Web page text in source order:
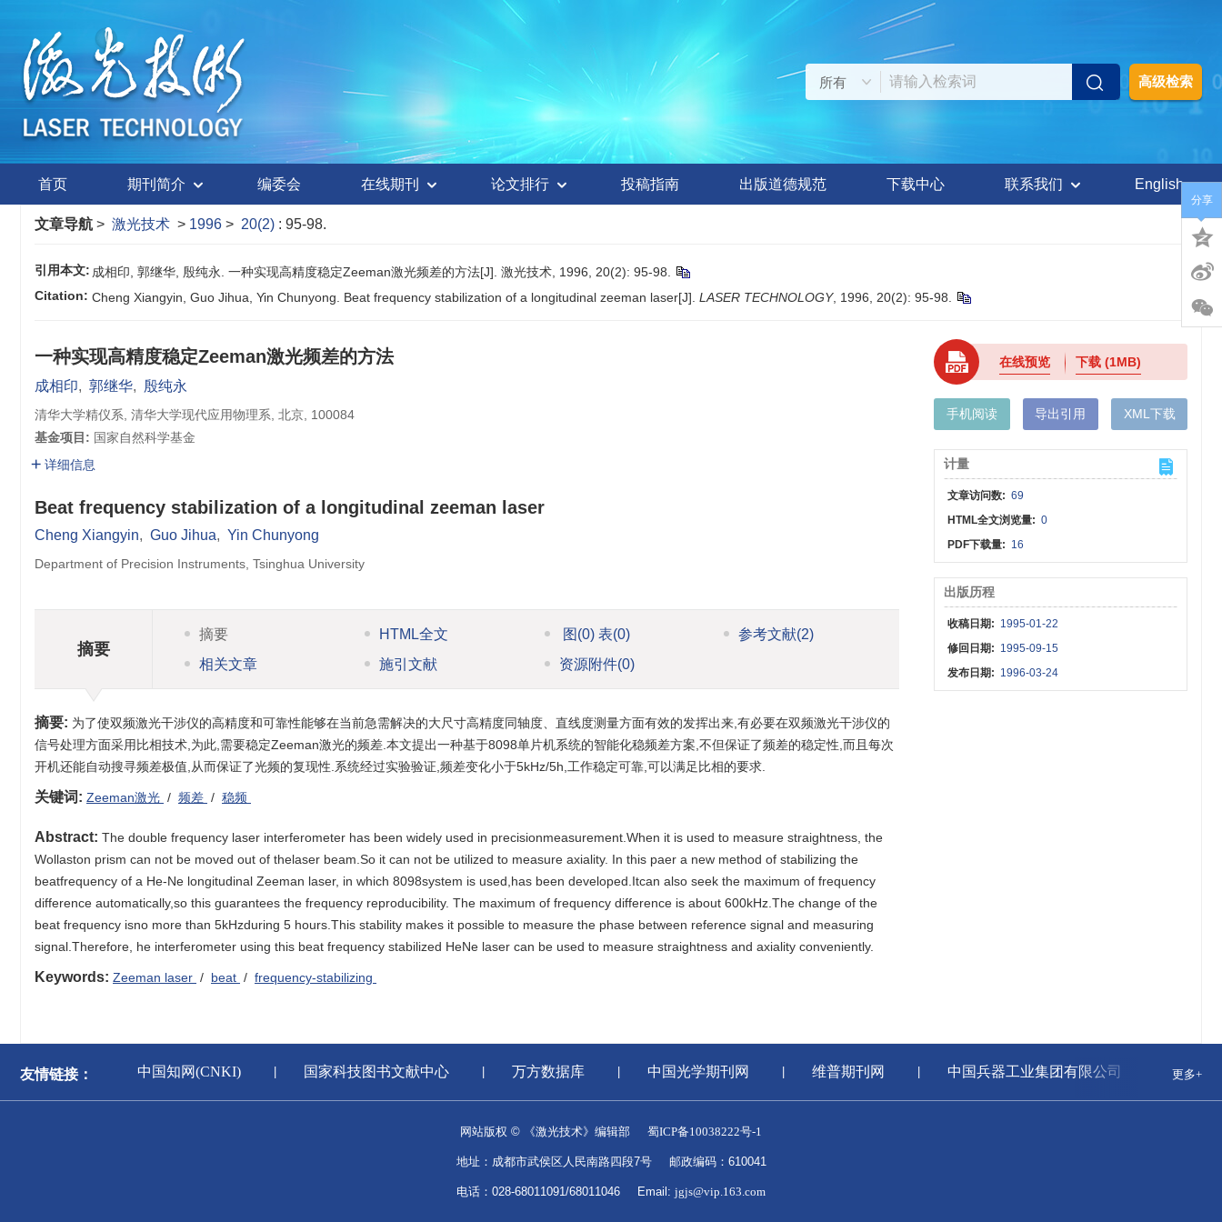
高级检索
首页 期刊简介 编委会 在线期刊 论文排行 投稿指南 出版道德规范 下载中心 联系我们 English
文章导航 > 激光技术 > 1996 > 20(2) : 95-98.
引用本文: 成相印, 郭继华, 殷纯永. 一种实现高精度稳定Zeeman激光频差的方法[J]. 激光技术, 1996, 20(2): 95-98.
Citation: Cheng Xiangyin, Guo Jihua, Yin Chunyong. Beat frequency stabilization of a longitudinal zeeman laser[J]. LASER TECHNOLOGY, 1996, 20(2): 95-98.
一种实现高精度稳定Zeeman激光频差的方法
成相印, 郭继华, 殷纯永
清华大学精仪系, 清华大学现代应用物理系, 北京, 100084
基金项目: 国家自然科学基金
详细信息
Beat frequency stabilization of a longitudinal zeeman laser
Cheng Xiangyin, Guo Jihua, Yin Chunyong
Department of Precision Instruments, Tsinghua University
摘要
摘要 HTML全文 图 (0)表(0) 参考文献(2)
相关文章
施引文献 资源附件(0)
摘要: 为了使双频激光干涉仪的高精度和可靠性能够在当前急需解决的大尺寸高精度同轴度、直线度测量方面有效的发挥出来,有必要在双频激光干涉仪的
信号处理方面采用比相技术,为此,需要稳定Zeeman激光的频差.本文提出一种基于8098单片机系统的智能化稳频差方案,不但保证了频差的稳定性,而且每次
开机还能自动搜寻频差极值,从而保证了光频的复现性.系统经过实验验证,频差变化小于5kHz/5h,工作稳定可靠,可以满足比相的要求.
关键词: Zeeman激光 / 频差 / 稳频
Abstract: The double frequency laser interferometer has been widely used in precisionmeasurement.When it is used to measure straightness, the
Wollaston prism can not be moved out of thelaser beam.So it can not be utilized to measure axiality. In this paer a new method of stabilizing the
beatfrequency of a He-Ne longitudinal Zeeman laser, in which 8098system is used,has been developed.Itcan also seek the maximum of frequency
difference automatically,so this guarantees the frequency reproducibility. The maximum of frequency difference is about 600kHz.The change of the
beat frequency isno more than 5kHzduring 5 hours.This stability makes it possible to measure the phase between reference signal and measuring
signal.Therefore, he interferometer using this beat frequency stabilized HeNe laser can be used to measure straightness and axiality conveniently.
Keywords: Zeeman laser / beat / frequency-stabilizing
在线预览 下载(1MB)
手机阅读 导出引用 XML下载
计量
文章访问数: 69
HTML全文浏览量: 0
PDF下载量: 16
出版历程
收稿日期: 1995-01-22
修回日期: 1995-09-15
发布日期: 1996-03-24
分享
友情链接：
闻出版署 中国知网(CNKI) 国家科技图书文献中心 万方数据库 中国光学期刊网 维普期刊网 中国兵器工业集团有限公司 国家
更多+
网站版权 © 《激光技术》编辑部 蜀ICP备10038222号-1
地址：成都市武侯区人民南路四段7号 邮政编码：610041
电话：028-68011091/68011046 Email: jgjs@vip.163.com